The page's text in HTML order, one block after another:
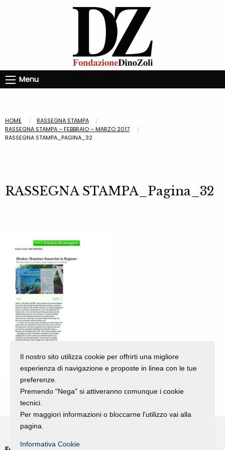
Menu
HOME
RASSEGNA STAMPA
RASSEGNA STAMPA – FEBBRAIO – MARZO 2017
RASSEGNA STAMPA_PAGINA_32
RASSEGNA STAMPA_Pagina_32
Il nostro sito utilizza cookie per offrirti una migliore
esperienza di navigazione e proposte in linea con le tue
preferenze.
Premendo "Nega" si attiveranno comunque i cookie
tecnici.
Per maggiori informazioni o bloccarne l'utilizzo vai alla
pagina.
Informativa Cookie